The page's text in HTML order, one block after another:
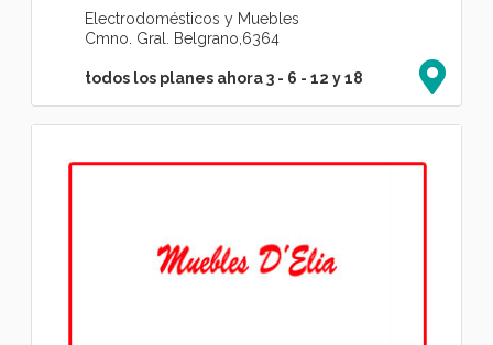
Electrodomésticos y Muebles
Cmno. Gral. Belgrano,6364
todos los planes ahora 3 - 6 - 12 y 18